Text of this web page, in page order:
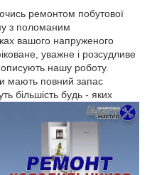
ремонтом побутової
з поломаним
вашого напруженого
уважне і розсудливе
описують нашу роботу.
мають повний запас
більшість будь - яких